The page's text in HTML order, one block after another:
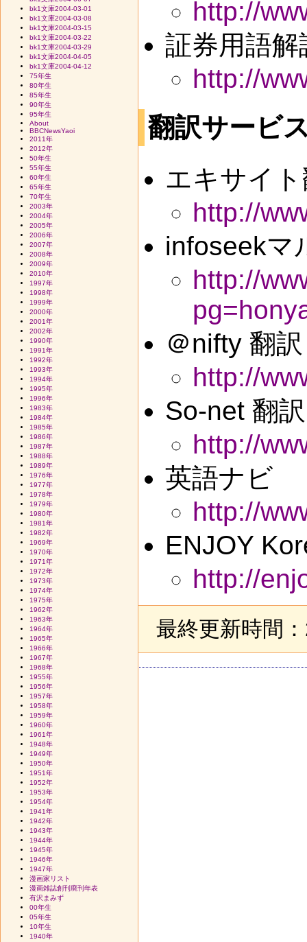
http://
証券用語解
http://
翻訳サービ
エキサイ
http://
infoseekマ
http://
＠nifty 翻訳
http://
So-net 翻訳
http://
英語ナビ
http://
ENJOY
http://
最終更新時間
bk1文庫2004-03-01
bk1文庫2004-03-08
bk1文庫2004-03-15
bk1文庫2004-03-22
bk1文庫2004-03-29
bk1文庫2004-04-05
bk1文庫2004-04-12
75年生
80年生
85年生
90年生
95年生
About
BBCNewsYaoi
2011年
2012年
50年生
55年生
60年生
65年生
70年生
2003年
2004年
2005年
2006年
2007年
2008年
2009年
2010年
1997年
1998年
1999年
2000年
2001年
2002年
1990年
1991年
1992年
1993年
1994年
1995年
1996年
1983年
1984年
1985年
1986年
1987年
1988年
1989年
1976年
1977年
1978年
1979年
1980年
1981年
1982年
1969年
1970年
1971年
1972年
1973年
1974年
1975年
1962年
1963年
1964年
1965年
1966年
1967年
1968年
1955年
1956年
1957年
1958年
1959年
1960年
1961年
1948年
1949年
1950年
1951年
1952年
1953年
1954年
1941年
1942年
1943年
1944年
1945年
1946年
1947年
漫画家リスト
漫画雑誌創刊廃刊年表
有沢まみず
00年生
05年生
10年生
1940年